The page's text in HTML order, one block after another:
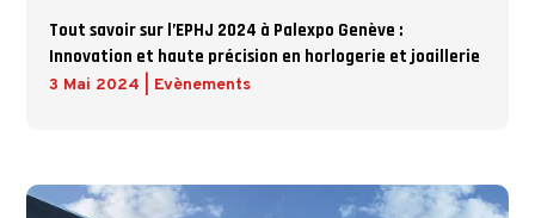
Tout savoir sur l’EPHJ 2024 à Palexpo Genève :
Innovation et haute précision en horlogerie et joaillerie
3 Mai 2024 Evènements